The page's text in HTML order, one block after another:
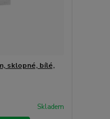
sklopné, bílé,
Skladem